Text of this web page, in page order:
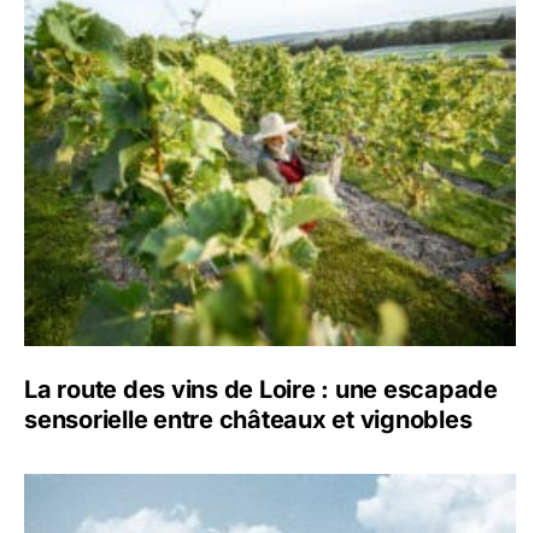
La route des vins de Loire : une escapade
sensorielle entre châteaux et vignobles